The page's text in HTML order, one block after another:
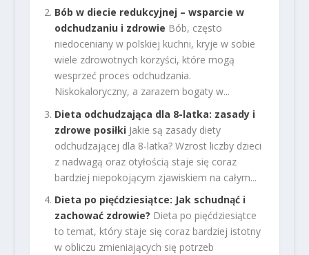
Bób w diecie redukcyjnej – wsparcie w
odchudzaniu i zdrowie Bób, często
niedoceniany w polskiej kuchni, kryje w sobie
wiele zdrowotnych korzyści, które mogą
wesprzeć proces odchudzania.
Niskokaloryczny, a zarazem bogaty w...
Dieta odchudzająca dla 8-latka: zasady i
zdrowe posiłki Jakie są zasady diety
odchudzającej dla 8-latka? Wzrost liczby dzieci
z nadwagą oraz otyłością staje się coraz
bardziej niepokojącym zjawiskiem na całym...
Dieta po pięćdziesiątce: Jak schudnąć i
zachować zdrowie? Dieta po pięćdziesiątce
to temat, który staje się coraz bardziej istotny
w obliczu zmieniających się potrzeb